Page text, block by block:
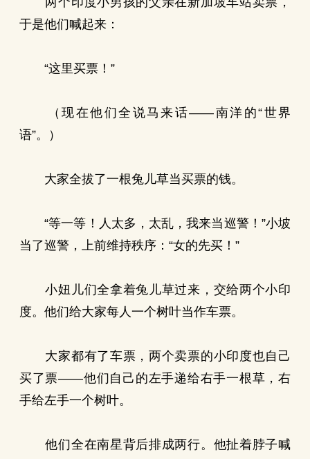
于是他们喊起来：
“这里买票！”
（现在他们全说马来话——南洋的“世界
语”。）
大家全拔了一根兔儿草当买票的钱。
“等一等！人太多，太乱，我来当巡警！”小坡
当了巡警，上前维持秩序：“女的先买！”
小妞儿们全拿着兔儿草过来，交给两个小印
度。他们给大家每人一个树叶当作车票。
大家都有了车票，两个卖票的小印度也自己
买了票——他们自己的左手递给右手一根草，右
手给左手一个树叶。
他们全在南星背后排成两行。他扯着脖子喊